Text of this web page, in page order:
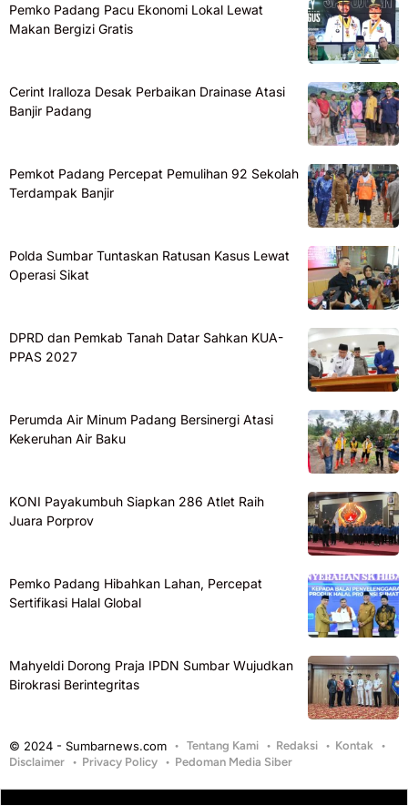
Pemko Padang Pacu Ekonomi Lokal Lewat
Makan Bergizi Gratis
Cerint Iralloza Desak Perbaikan Drainase Atasi
Banjir Padang
Pemkot Padang Percepat Pemulihan 92 Sekolah
Terdampak Banjir
Polda Sumbar Tuntaskan Ratusan Kasus Lewat
Operasi Sikat
DPRD dan Pemkab Tanah Datar Sahkan KUA-
PPAS 2027
Perumda Air Minum Padang Bersinergi Atasi
Kekeruhan Air Baku
KONI Payakumbuh Siapkan 286 Atlet Raih
Juara Porprov
Pemko Padang Hibahkan Lahan, Percepat
Sertifikasi Halal Global
Mahyeldi Dorong Praja IPDN Sumbar Wujudkan
Birokrasi Berintegritas
© 2024 - Sumbarnews.com Tentang Kami Redaksi
Kontak
Disclaimer
Privacy Policy Pedoman Media Siber